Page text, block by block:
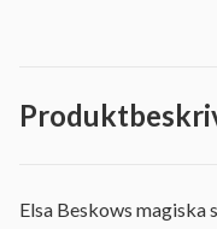
Elsa Beskows magiska